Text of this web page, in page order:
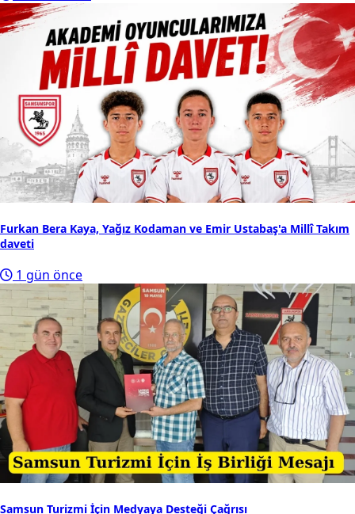
Furkan Bera Kaya, Yağız Kodaman ve Emir Ustabaş'a Millî Takım
daveti
1 gün önce
Samsun Turizmi İçin Medyaya Desteği Çağrısı